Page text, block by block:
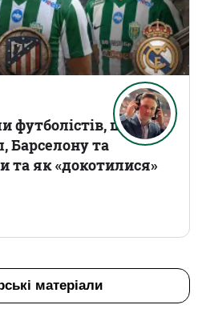
футболістів, що
Барселону та
та як «докотилися»
матеріали